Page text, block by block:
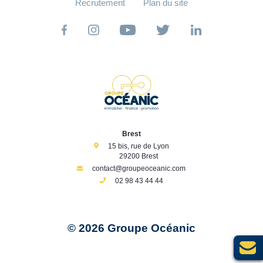
Recrutement
Plan du site
Brest
15 bis, rue de Lyon
29200 Brest
contact@groupeoceanic.com
02 98 43 44 44
© 2026 Groupe Océanic